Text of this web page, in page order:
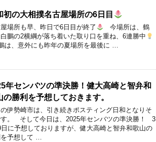
初の大相撲名古屋場所の6日目
場所も早、昨日で6日目が終了
今場所は、鶴
鵬の2横綱が落ち着いた取り口を重ね、6連勝中
は、意外にも昨年の夏場所を最後に …
年センバツの準決勝！健大高崎と智弁和
の勝利を予想しておきます。
伊勢崎市は、引き続きポスティング日和となりそ
す。 そして今日は、2025年センバツの準決勝！ 3
日に予想しておりますが、健大高崎と智弁和歌山の
を予想して …